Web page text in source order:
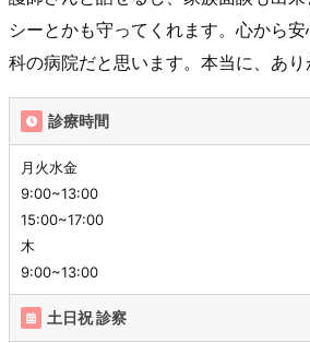
シーとかも守ってくれます。心から
科の病院だと思います。本当に、あり
診療時間
月火水金
9:00~13:00
15:00~17:00
木
9:00~13:00
土日祝 診察